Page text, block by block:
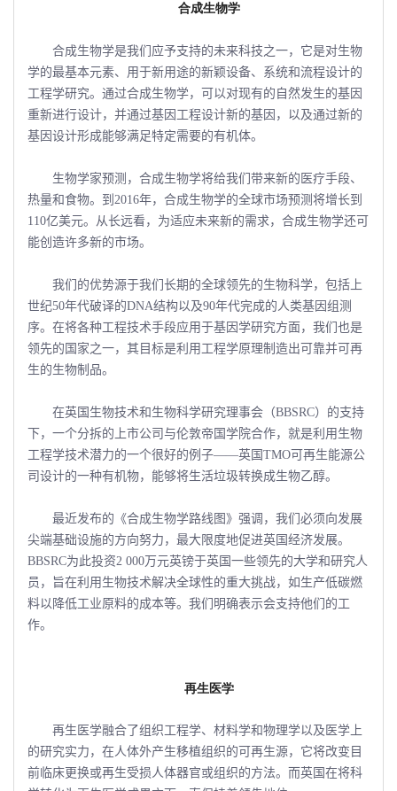
合成生物学
合成生物学是我们应予支持的未来科技之一，它是对生物
学的最基本元素、用于新用途的新颖设备、系统和流程设计的
工程学研究。通过合成生物学，可以对现有的自然发生的基因
重新进行设计，并通过基因工程设计新的基因，以及通过新的
基因设计形成能够满足特定需要的有机体。
生物学家预测，合成生物学将给我们带来新的医疗手段、
热量和食物。到2016年，合成生物学的全球市场预测将增长到
110亿美元。从长远看，为适应未来新的需求，合成生物学还可
能创造许多新的市场。
我们的优势源于我们长期的全球领先的生物科学，包括上
世纪50年代破译的DNA结构以及90年代完成的人类基因组测
序。在将各种工程技术手段应用于基因学研究方面，我们也是
领先的国家之一，其目标是利用工程学原理制造出可靠并可再
生的生物制品。
在英国生物技术和生物科学研究理事会（BBSRC）的支持
下，一个分拆的上市公司与伦敦帝国学院合作，就是利用生物
工程学技术潜力的一个很好的例子――英国TMO可再生能源公
司设计的一种有机物，能够将生活垃圾转换成生物乙醇。
最近发布的《合成生物学路线图》强调，我们必须向发展
尖端基础设施的方向努力，最大限度地促进英国经济发展。
BBSRC为此投资2 000万元英镑于英国一些领先的大学和研究人
员，旨在利用生物技术解决全球性的重大挑战，如生产低碳燃
料以降低工业原料的成本等。我们明确表示会支持他们的工
作。
再生医学
再生医学融合了组织工程学、材料学和物理学以及医学上
的研究实力，在人体外产生移植组织的可再生源，它将改变目
前临床更换或再生受损人体器官或组织的方法。而英国在将科